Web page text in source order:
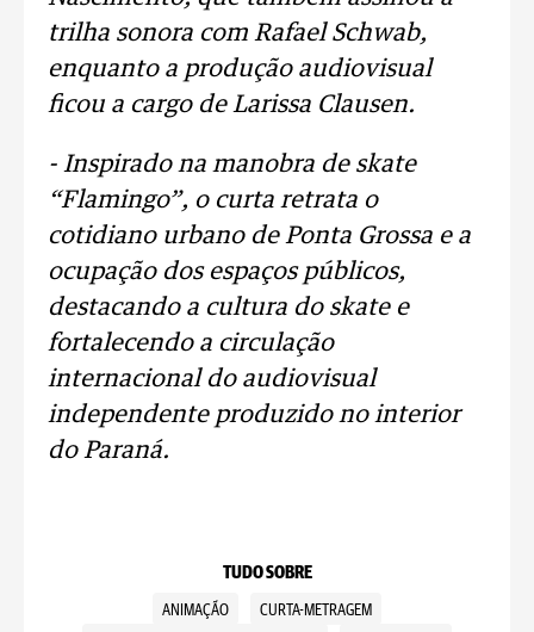
trilha sonora com Rafael Schwab,
enquanto a produção audiovisual
ficou a cargo de Larissa Clausen.
- Inspirado na manobra de skate
“Flamingo”, o curta retrata o
cotidiano urbano de Ponta Grossa e a
ocupação dos espaços públicos,
destacando a cultura do skate e
fortalecendo a circulação
internacional do audiovisual
independente produzido no interior
do Paraná.
TUDO SOBRE
ANIMAÇÃO
CURTA-METRAGEM